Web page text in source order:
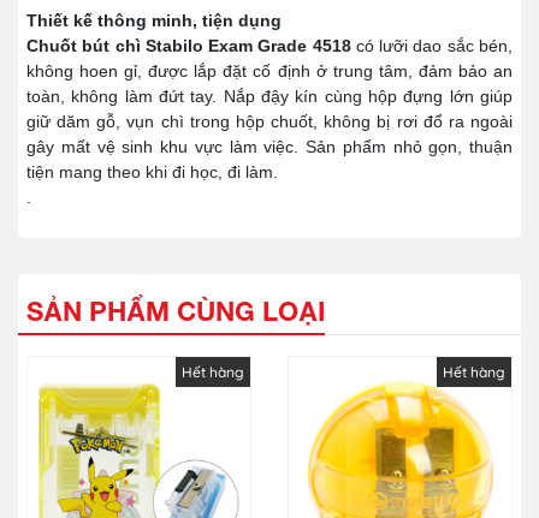
Thiết kế thông minh, tiện dụng
Chuốt bút chì Stabilo Exam Grade 4518​có lưỡi dao sắc bén,
không hoen gỉ, được lắp đặt cố định ở trung tâm, đảm bảo an
toàn, không làm đứt tay. Nắp đậy kín cùng hộp đựng lớn giúp
giữ dăm gỗ, vụn chì trong hộp chuốt, không bị rơi đổ ra ngoài
gây mất vệ sinh khu vực làm việc. Sản phẩm nhỏ gọn, thuận
tiện mang theo khi đi học, đi làm.
SẢN PHẨM CÙNG LOẠI
Hết hàng Hết hàng